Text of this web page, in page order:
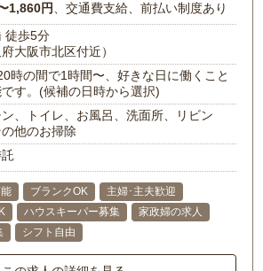
1,860円 、交通費支給、前払い制度あり
徒歩5分
府大阪市北区付近）
時の間で1時間〜、好きな日に働くこと
す。(候補の日時から選択)
、トイレ、お風呂、洗面所、リビン
他のお掃除
ブランクOK
主婦･主夫歓迎
ハウスキーパー募集
家政婦の求人
シフト自由